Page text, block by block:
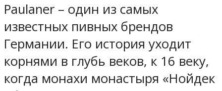
Paulaner – один из самых
известных пивных брендов
Германии. Его история уходит
корнями в глубь веков, к 16 веку,
когда монахи монастыря «Нойдек